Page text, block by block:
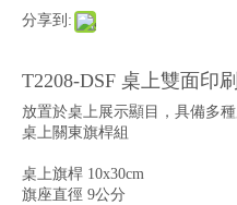
分享到:
T2208-DSF 桌上雙面印
放置於桌上展示顯目，具備多
桌上關東旗桿組
桌上旗桿 10x30cm
旗座直徑 9公分